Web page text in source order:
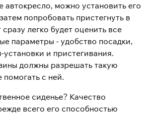
автокресло, можно установить его
попробовать пристегнуть в
легко будет оценить все
параметры - удобство посадки,
установки и пристегивания.
должны разрешать такую
с ней.
сиденье? Качество
всего его способностью